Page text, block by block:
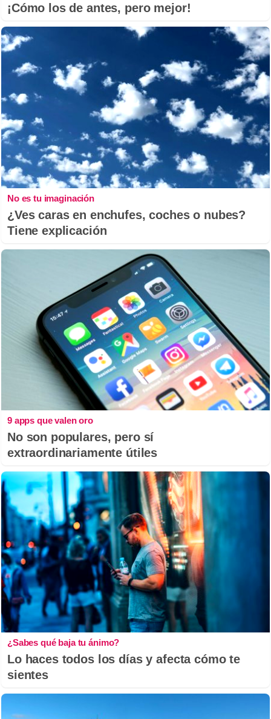
¡Cómo los de antes, pero mejor!
No es tu imaginación
¿Ves caras en enchufes, coches o nubes?
Tiene explicación
9 apps que valen oro
No son populares, pero sí
extraordinariamente útiles
¿Sabes qué baja tu ánimo?
Lo haces todos los días y afecta cómo te
sientes